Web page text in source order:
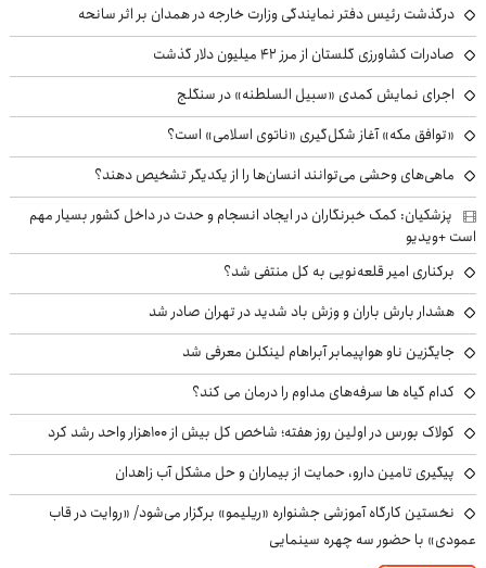
درگذشت رئیس دفتر نمایندگی وزارت خارجه در همدان بر اثر سانحه
صادرات کشاورزی گلستان از مرز ۴۲ میلیون دلار گذشت
اجرای نمایش کمدی «سبیل السلطنه» در سنگلج
«توافق مکه» آغاز شکل‌گیری «ناتوی اسلامی» است؟
ماهی‌های وحشی می‌توانند انسان‌ها را از یکدیگر تشخیص دهند؟
پزشکیان: کمک خبرنگاران در ایجاد انسجام و حدت در داخل کشور بسیار مهم
است +ویدیو
برکناری امیر قلعه‌نویی به کل منتفی شد؟
هشدار بارش باران و وزش باد شدید در تهران صادر شد
جایگزین ناو هواپیمابر آبراهام لینکلن معرفی شد
کدام گیاه ها سرفه‌های مداوم را درمان می کند؟
کولاک بورس در اولین روز هفته؛ شاخص کل بیش از ۱۰۰هزار واحد رشد کرد
پیگیری تامین دارو، حمایت از بیماران و حل مشکل آب زاهدان
نخستین کارگاه آموزشی جشنواره «ریلیمو» برگزار می‌شود/ «روایت در قاب
عمودی» با حضور سه چهره سینمایی